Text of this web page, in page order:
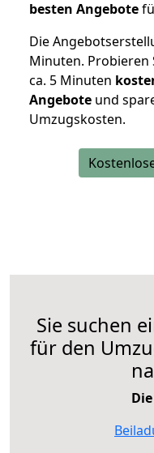
besten Angebote
Die
Minuten. Probieren
ca. 5 Minuten
Angebote und
Umzugskosten.
Sie suchen
für den